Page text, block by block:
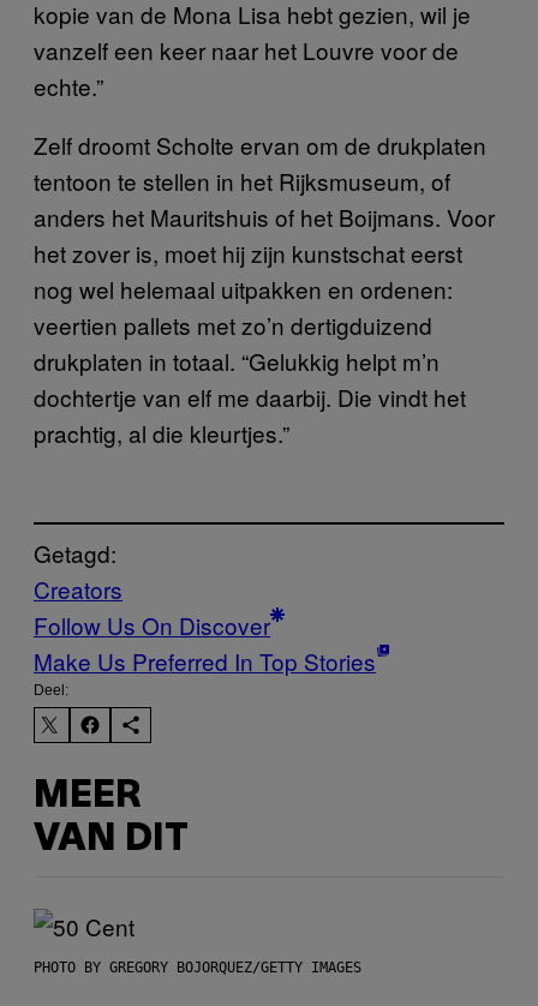
kopie van de Mona Lisa hebt gezien, wil je
vanzelf een keer naar het Louvre voor de
echte.”
Zelf droomt Scholte ervan om de drukplaten
tentoon te stellen in het Rijksmuseum, of
anders het Mauritshuis of het Boijmans. Voor
het zover is, moet hij zijn kunstschat eerst
nog wel helemaal uitpakken en ordenen:
veertien pallets met zo’n dertigduizend
drukplaten in totaal. “Gelukkig helpt m’n
dochtertje van elf me daarbij. Die vindt het
prachtig, al die kleurtjes.”
Getagd:
Creators
Follow Us On Discover
Make Us Preferred In Top Stories
Deel:
MEER
VAN DIT
PHOTO BY GREGORY BOJORQUEZ/GETTY IMAGES